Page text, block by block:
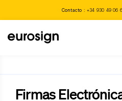
Contacto : +34 930 49 06
Firmas